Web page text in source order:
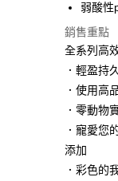
AFTEE先
相關說明
【關於「
AFTEE先
便利好安
１．簡單
３．安心
【「
１．於結
付」結帳
運送方式
宅配
每筆
宅配-離島
弱酸性
銷售重點
全系列高
．輕盈持
．使用高
．零動物
．寵愛您
添加
．彩色的